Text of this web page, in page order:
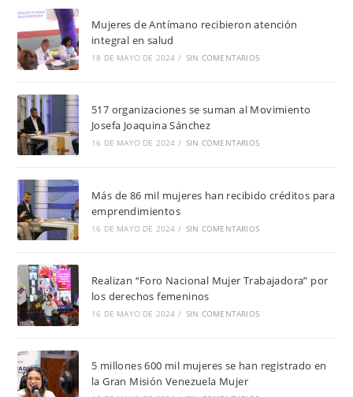
Mujeres de Antímano recibieron atención
integral en salud
18 DE MAYO DE 2024 / SIN COMENTARIOS
517 organizaciones se suman al Movimiento
Josefa Joaquina Sánchez
16 DE MAYO DE 2024 / SIN COMENTARIOS
Más de 86 mil mujeres han recibido créditos para
emprendimientos
16 DE MAYO DE 2024 / SIN COMENTARIOS
Realizan “Foro Nacional Mujer Trabajadora” por
los derechos femeninos
16 DE MAYO DE 2024 / SIN COMENTARIOS
5 millones 600 mil mujeres se han registrado en
la Gran Misión Venezuela Mujer